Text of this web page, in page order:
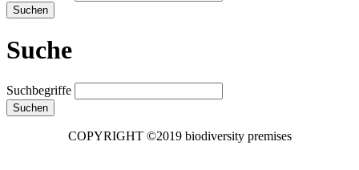
Suchen
Suche
Suchbegriffe
Suchen
COPYRIGHT ©2019 biodiversity premises